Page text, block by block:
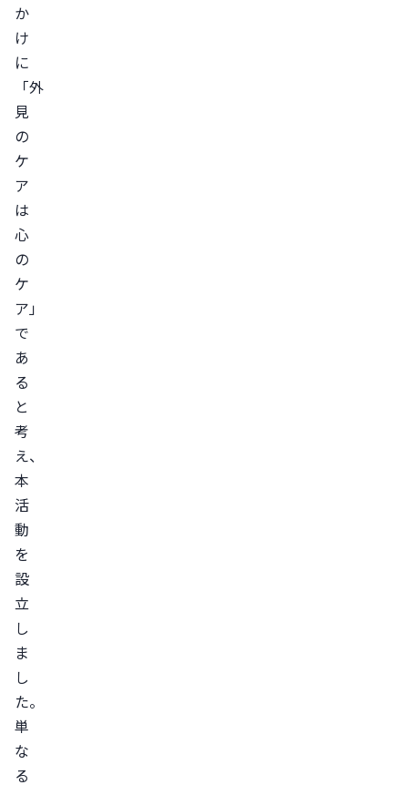
か
け
に
「外
見
の
ケ
ア
は
心
の
ケ
ア」
で
あ
る
と
考
え、
本
活
動
を
設
立
し
ま
し
た。
単
な
る